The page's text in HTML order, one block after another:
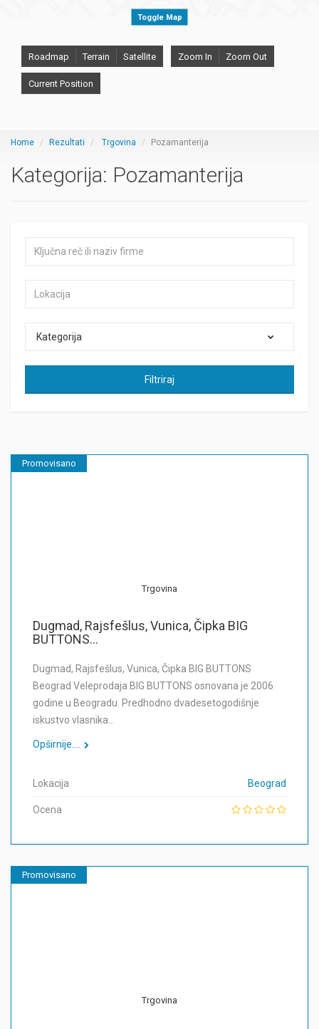
Toggle Map
Roadmap Terrain Satellite Zoom In Zoom Out
Current Position
Home Rezultati Trgovina Pozamanterija
Kategorija: Pozamanterija
Kategorija
Filtriraj
Promovisano
Trgovina
Dugmad, Rajsfešlus, Vunica, Čipka BIG
BUTTONS...
Dugmad, Rajsfešlus, Vunica, Čipka BIG BUTTONS
Beograd Veleprodaja BIG BUTTONS osnovana je 2006
godine u Beogradu. Predhodno dvadesetogodišnje
iskustvo vlasnika…
Opširnije....
Lokacija Beograd
Ocena
Promovisano
Trgovina